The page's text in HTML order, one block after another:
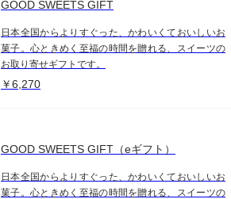
GOOD SWEETS GIFT
日本全国からよりすぐった、かわいくておいしいお
菓子。心ときめく至福の時間を贈れる、スイーツの
お取り寄せギフトです。
￥6,270
GOOD SWEETS GIFT（eギフト）
日本全国からよりすぐった、かわいくておいしいお
菓子。心ときめく至福の時間を贈れる、スイーツの